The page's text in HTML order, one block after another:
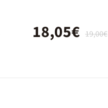
19,00€
18,05€